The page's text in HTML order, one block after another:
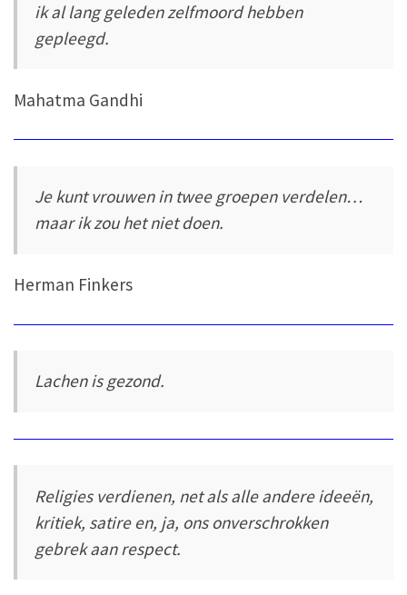
ik al lang geleden zelfmoord hebben
gepleegd.
Mahatma Gandhi
Je kunt vrouwen in twee groepen verdelen…
maar ik zou het niet doen.
Herman Finkers
Lachen is gezond.
Religies verdienen, net als alle andere ideeën,
kritiek, satire en, ja, ons onverschrokken
gebrek aan respect.